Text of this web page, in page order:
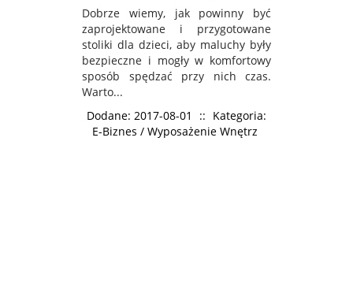
Dobrze wiemy, jak powinny być
zaprojektowane i przygotowane
stoliki dla dzieci, aby maluchy były
bezpieczne i mogły w komfortowy
sposób spędzać przy nich czas.
Warto...
Dodane: 2017-08-01
:: Kategoria:
E-Biznes / Wyposażenie Wnętrz